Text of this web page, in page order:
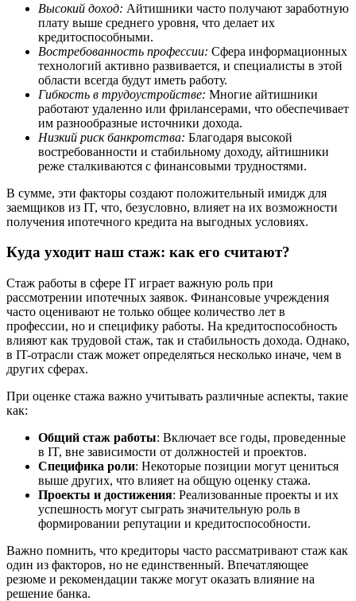
Высокий доход: Айтишники часто получают заработную
плату выше среднего уровня, что делает их
кредитоспособными.
Востребованность профессии: Сфера информационных
технологий активно развивается, и специалисты в этой
области всегда будут иметь работу.
Гибкость в трудоустройстве: Многие айтишники
работают удаленно или фрилансерами, что обеспечивает
им разнообразные источники дохода.
Низкий риск банкротства: Благодаря высокой
востребованности и стабильному доходу, айтишники
реже сталкиваются с финансовыми трудностями.
В сумме, эти факторы создают положительный имидж для
заемщиков из IT, что, безусловно, влияет на их возможности
получения ипотечного кредита на выгодных условиях.
Куда уходит наш стаж: как его считают?
Стаж работы в сфере IT играет важную роль при
рассмотрении ипотечных заявок. Финансовые учреждения
часто оценивают не только общее количество лет в
профессии, но и специфику работы. На кредитоспособность
влияют как трудовой стаж, так и стабильность дохода. Однако,
в IT-отрасли стаж может определяться несколько иначе, чем в
других сферах.
При оценке стажа важно учитывать различные аспекты, такие
как:
Общий стаж работы: Включает все годы, проведенные
в IT, вне зависимости от должностей и проектов.
Специфика роли: Некоторые позиции могут цениться
выше других, что влияет на общую оценку стажа.
Проекты и достижения: Реализованные проекты и их
успешность могут сыграть значительную роль в
формировании репутации и кредитоспособности.
Важно помнить, что кредиторы часто рассматривают стаж как
один из факторов, но не единственный. Впечатляющее
резюме и рекомендации также могут оказать влияние на
решение банка.